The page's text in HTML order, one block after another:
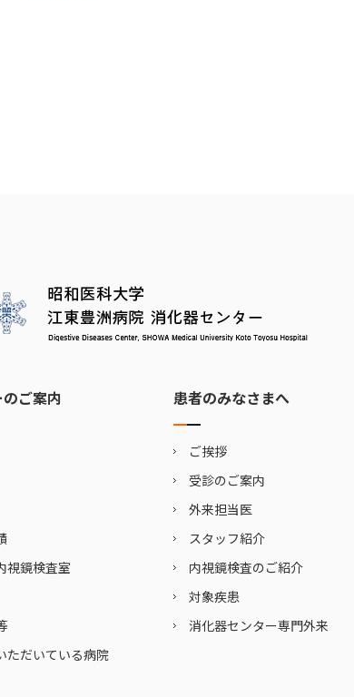
ご案内
視鏡検査室
ただいている病院
患者のみなさまへ
ご挨拶
受診のご案内
外来担当医
スタッフ紹介
内視鏡検査のご紹介
対象疾患
消化器センター専門外来